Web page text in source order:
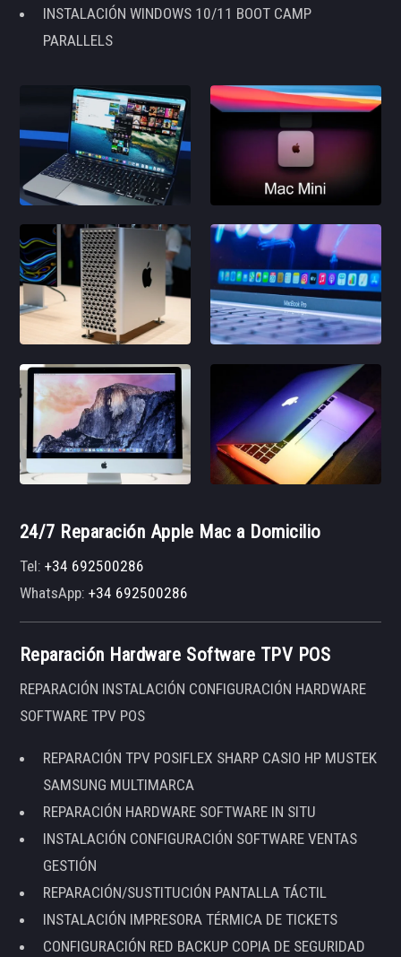
INSTALACIÓN WINDOWS 10/11 BOOT CAMP
PARALLELS
24/7 Reparación Apple Mac a Domicilio
Tel:+34 692500286
WhatsApp:+34 692500286
Reparación Hardware Software TPV POS
REPARACIÓN INSTALACIÓN CONFIGURACIÓN HARDWARE
SOFTWARE TPV POS
REPARACIÓN TPV POSIFLEX SHARP CASIO HP MUSTEK
SAMSUNG MULTIMARCA
REPARACIÓN HARDWARE SOFTWARE IN SITU
INSTALACIÓN CONFIGURACIÓN SOFTWARE VENTAS
GESTIÓN
REPARACIÓN/SUSTITUCIÓN PANTALLA TÁCTIL
INSTALACIÓN IMPRESORA TÉRMICA DE TICKETS
CONFIGURACIÓN RED BACKUP COPIA DE SEGURIDAD